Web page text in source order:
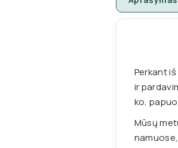
Perkant
ir
ko,
Mūsų